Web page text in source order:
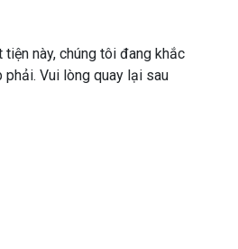
này, chúng tôi đang khắc
Vui lòng quay lại sau